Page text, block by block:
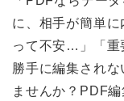
に、相手が簡単
って不安…」「重
勝手に編集され
ませんか？PDF